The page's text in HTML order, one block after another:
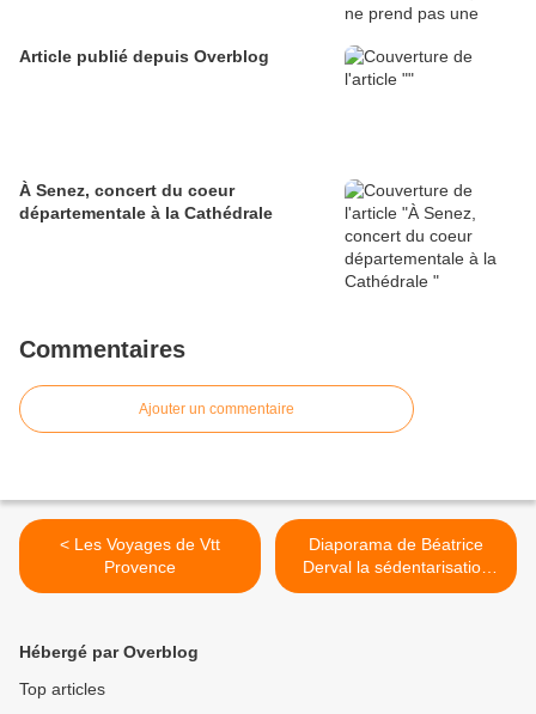
Article publié depuis Overblog
À Senez, concert du coeur
départementale à la Cathédrale
Commentaires
Ajouter un commentaire
< Les Voyages de Vtt
Provence
Diaporama de Béatrice
Derval la sédentarisation
des populations de
Hébergé par Overblog
Top articles